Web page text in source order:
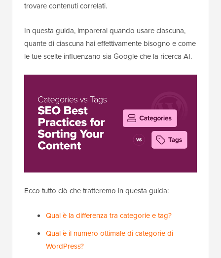
trovare contenuti correlati.
In questa guida, imparerai quando usare ciascuna,
quante di ciascuna hai effettivamente bisogno e come
le tue scelte influenzano sia Google che la ricerca AI.
Ecco tutto ciò che tratteremo in questa guida:
Qual è la differenza tra categorie e tag?
Qual è il numero ottimale di categorie di
WordPress?